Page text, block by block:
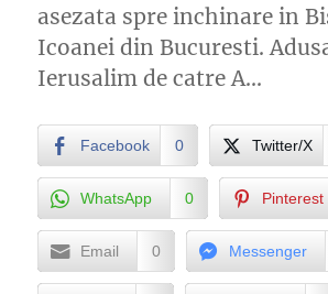
asezata spre inchinare in
Icoanei din Bucuresti.
Ierusalim de catre A…
Facebook 0 Twitter/X
WhatsApp 0 Pinterest
Email 0 Messenger